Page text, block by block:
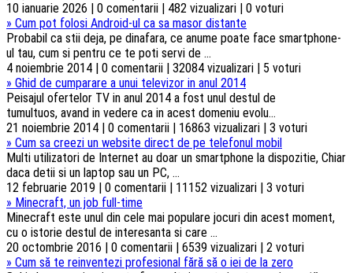
10 ianuarie 2026 | 0 comentarii | 482 vizualizari | 0 voturi
» Cum pot folosi Android-ul ca sa masor distante
Probabil ca stii deja, pe dinafara, ce anume poate face smartphone-
ul tau, cum si pentru ce te poti servi de ...
4 noiembrie 2014 | 0 comentarii | 32084 vizualizari | 5 voturi
» Ghid de cumparare a unui televizor in anul 2014
Peisajul ofertelor TV in anul 2014 a fost unul destul de
tumultuos, avand in vedere ca in acest domeniu evolu...
21 noiembrie 2014 | 0 comentarii | 16863 vizualizari | 3 voturi
» Cum sa creezi un website direct de pe telefonul mobil
Multi utilizatori de Internet au doar un smartphone la dispozitie, Chiar
daca detii si un laptop sau un PC, ...
12 februarie 2019 | 0 comentarii | 11152 vizualizari | 3 voturi
» Minecraft, un job full-time
Minecraft este unul din cele mai populare jocuri din acest moment,
cu o istorie destul de interesanta si care ...
20 octombrie 2016 | 0 comentarii | 6539 vizualizari | 2 voturi
» Cum să te reinventezi profesional fără să o iei de la zero